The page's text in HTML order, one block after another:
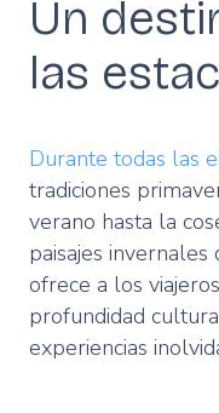
Un
las
Durante todas las
tradiciones
verano hasta la
paisajes invernales
ofrece a los
profundidad
experiencias